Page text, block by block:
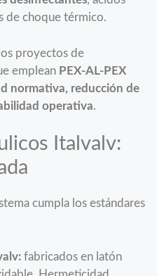
de choque térmico.
proyectos de
emplean PEX-AL-PEX
normativa, reducción de
operativa.
Italvalv:
cumpla los estándares
fabricados en latón